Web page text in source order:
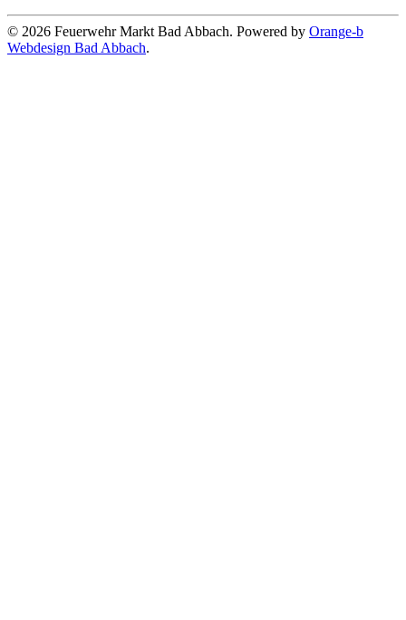
© 2026 Feuerwehr Markt Bad Abbach. Powered by Orange-b
Webdesign Bad Abbach.